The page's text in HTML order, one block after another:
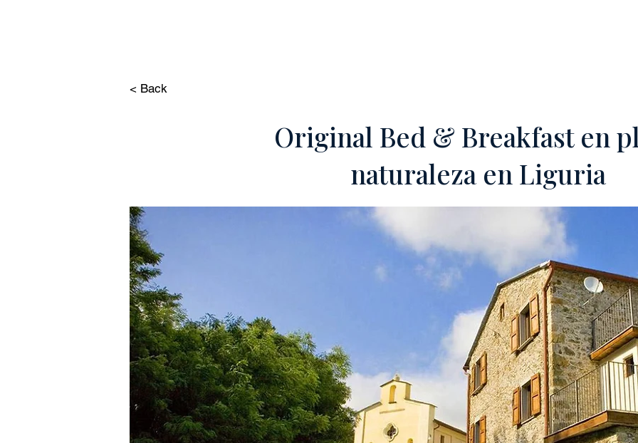
< Back
Original Bed & Breakfast en
naturaleza en Liguria